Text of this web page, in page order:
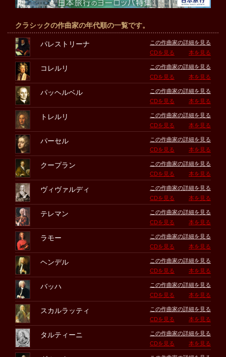
クラシックの作曲家の年代順の一覧です。
パレストリーナ
この作曲家の詳細を見る
CDを見る
本を見る
コレルリ
この作曲家の詳細を見る
CDを見る
本を見る
パッヘルベル
この作曲家の詳細を見る
CDを見る
本を見る
トレルリ
この作曲家の詳細を見る
CDを見る
本を見る
パーセル
この作曲家の詳細を見る
CDを見る
本を見る
クープラン
この作曲家の詳細を見る
CDを見る
本を見る
ヴィヴァルディ
この作曲家の詳細を見る
CDを見る
本を見る
テレマン
この作曲家の詳細を見る
CDを見る
本を見る
ラモー
この作曲家の詳細を見る
CDを見る
本を見る
ヘンデル
この作曲家の詳細を見る
CDを見る
本を見る
バッハ
この作曲家の詳細を見る
CDを見る
本を見る
スカルラッティ
この作曲家の詳細を見る
CDを見る
本を見る
タルティーニ
この作曲家の詳細を見る
CDを見る
本を見る